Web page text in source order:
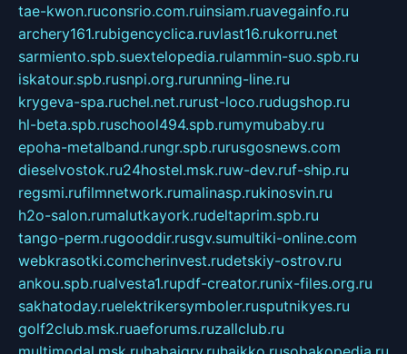
tae-kwon.ruconsrio.com.ruinsiam.ruavegainfo.ru
archery161.rubigencyclica.ruvlast16.rukorru.net
sarmiento.spb.suextelopedia.rulammin-suo.spb.ru
iskatour.spb.rusnpi.org.rurunning-line.ru
krygeva-spa.ruchel.net.rurust-loco.rudugshop.ru
hl-beta.spb.ruschool494.spb.rumymubaby.ru
epoha-metalband.rungr.spb.rurusgosnews.com
dieselvostok.ru24hostel.msk.ruw-dev.ruf-ship.ru
regsmi.rufilmnetwork.rumalinasp.rukinosvin.ru
h2o-salon.rumalutkayork.rudeltaprim.spb.ru
tango-perm.rugooddir.rusgv.sumultiki-online.com
webkrasotki.comcherinvest.rudetskiy-ostrov.ru
ankou.spb.rualvesta1.rupdf-creator.runix-files.org.ru
sakhatoday.ruelektrikersymboler.rusputnikyes.ru
golf2club.msk.ruaeforums.ruzallclub.ru